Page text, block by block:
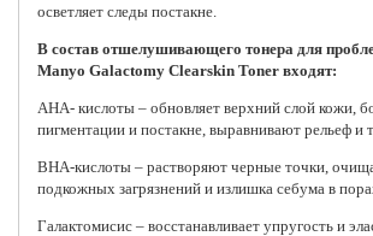
осветляет следы постакне.
В состав отшелушивающего тонера для
Manyo Galactomy Clearskin Toner входят:
АНА- кислоты – обновляет верхний слой кожи,
пигментации и постакне, выравнивают рельеф и
ВНА-кислоты – растворяют черные точки,
подкожных загрязнений и излишка себума в
Галактомисис – восстанавливает упругость и